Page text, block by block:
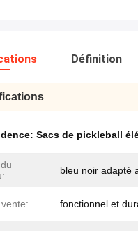
Définition
Sacs de pickleball
bleu noir adapté
fonctionnel et